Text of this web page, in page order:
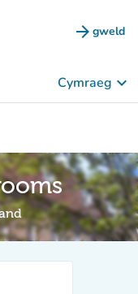
arrow_forward gweld
(tab
Cymraeg keyboard_arrow_down